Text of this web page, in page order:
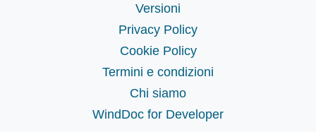
Versioni
Privacy Policy
Cookie Policy
Termini e condizioni
Chi siamo
WindDoc for Developer